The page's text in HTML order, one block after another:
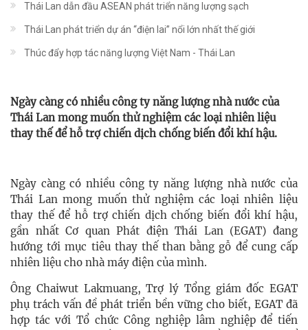
Thái Lan dẫn đầu ASEAN phát triển năng lượng sạch
Thái Lan phát triển dự án “điện lai” nổi lớn nhất thế giới
Thúc đẩy hợp tác năng lượng Việt Nam - Thái Lan
Ngày càng có nhiều công ty năng lượng nhà nước của
Thái Lan mong muốn thử nghiệm các loại nhiên liệu
thay thế để hỗ trợ chiến dịch chống biến đổi khí hậu.
Ngày càng có nhiều công ty năng lượng nhà nước của
Thái Lan mong muốn thử nghiệm các loại nhiên liệu
thay thế để hỗ trợ chiến dịch chống biến đổi khí hậu,
gần nhất Cơ quan Phát điện Thái Lan (EGAT) đang
hướng tới mục tiêu thay thế than bằng gỗ để cung cấp
nhiên liệu cho nhà máy điện của mình.
Ông Chaiwut Lakmuang, Trợ lý Tổng giám đốc EGAT
phụ trách vấn đề phát triển bền vững cho biết, EGAT đã
hợp tác với Tổ chức Công nghiệp lâm nghiệp để tiến